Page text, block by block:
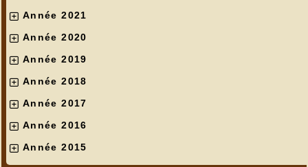
Année 2021
Année 2020
Année 2019
Année 2018
Année 2017
Année 2016
Année 2015